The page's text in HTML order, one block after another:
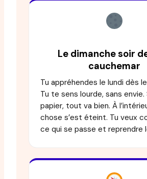
Le dimanche soir
cauchemar
Tu appréhendes le lundi dès
Tu te sens lourde, sans envie.
papier, tout va bien. À
chose s’est éteint. Tu veux
ce qui se passe et reprendre